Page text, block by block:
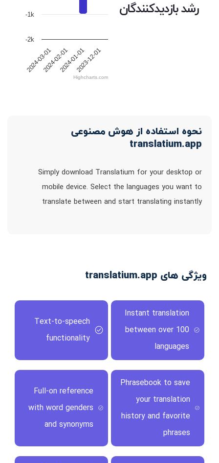
رشد بازدیدکنندگان
2024-03-012024-02-012024-01-012023-12-01
-2k
-1k
Highcharts.com
نحوه استفاده از هوش مصنوعی
translatium.app
Simply download Translatium for your desktop or
mobile device. Select the languages you want to
translate between and start translating instantly
ویژگی های translatium.app
Instant translation
between over 100
languages
Text-to-speech
functionality
Phrasebook to save
your translation
history and favorite
phrases
Full-on reference
with word genders
and synonyms